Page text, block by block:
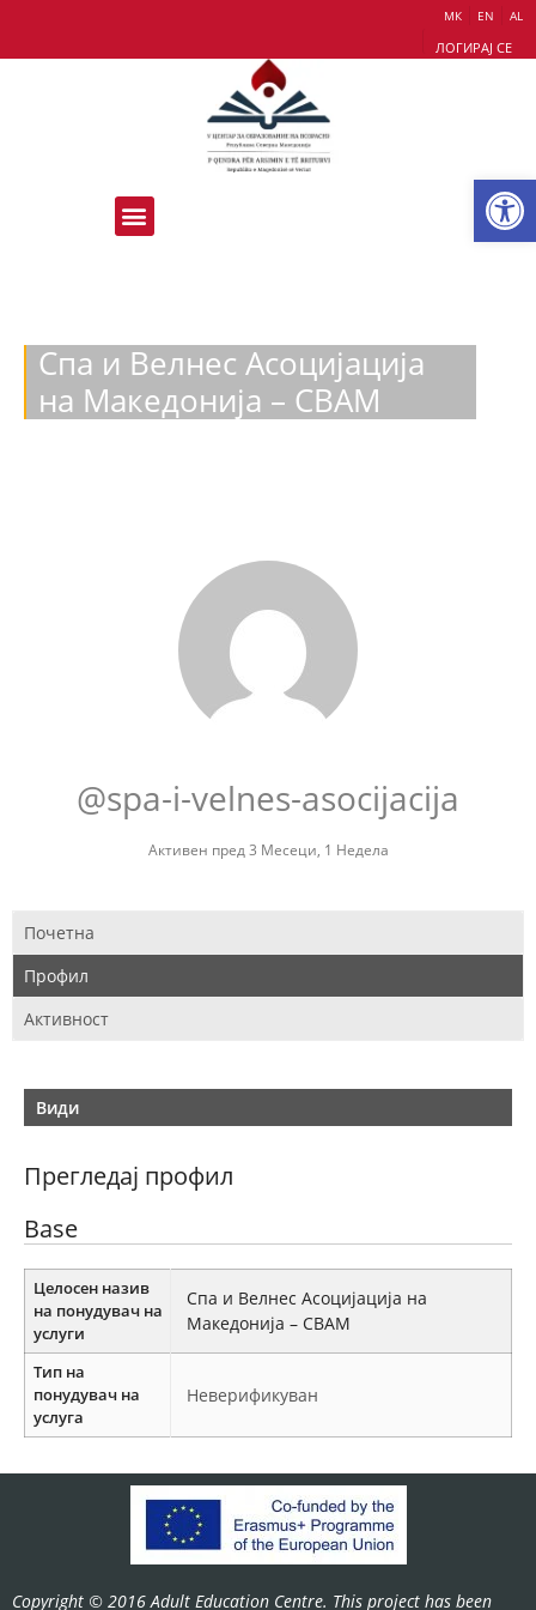
МК EN AL
ЛОГИРАЈ СЕ
Спа и Велнес Асоцијација
на Македонија – СВАМ
@spa-i-velnes-asocijacija
Активен пред 3 Месеци, 1 Недела
Почетна
Профил
Активност
Види
Прегледај профил
Base
Целосен назив
на понудувач на
услуги
Спа и Велнес Асоцијација на
Македонија – СВАМ
Тип на
понудувач на
услуга
Неверификуван
Copyright © 2016 Adult Education Centre. This project has been